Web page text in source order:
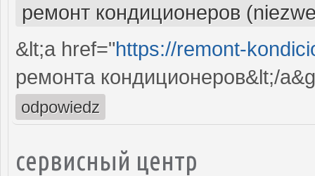
ремонт кондиционеров
&lt;a href="https://remont-
ремонта кондиционеров&lt;/
odpowiedz
сервисный центр